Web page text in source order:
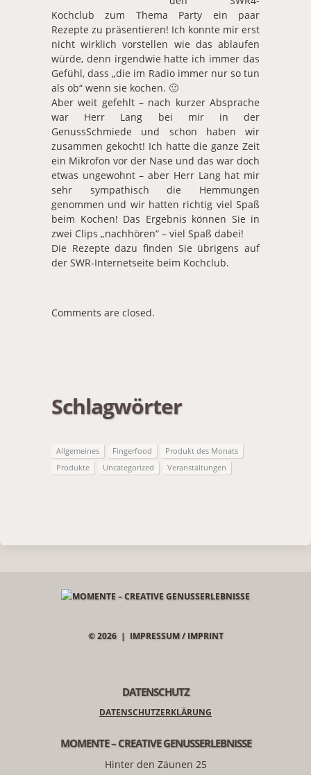
Kochclub zum Thema Party ein paar
Rezepte zu präsentieren! Ich konnte mir erst
nicht wirklich vorstellen wie das ablaufen
würde, denn irgendwie hatte ich immer das
Gefühl, dass „die im Radio immer nur so tun
als ob“ wenn sie kochen. 🙂
Aber weit gefehlt – nach kurzer Absprache
war Herr Lang bei mir in der
GenussSchmiede und schon haben wir
zusammen gekocht! Ich hatte die ganze Zeit
ein Mikrofon vor der Nase und das war doch
etwas ungewohnt – aber Herr Lang hat mir
sehr sympathisch die Hemmungen
genommen und wir hatten richtig viel Spaß
beim Kochen! Das Ergebnis können Sie in
zwei Clips „nachhören“ – viel Spaß dabei!
Die Rezepte dazu finden Sie übrigens auf
der SWR-Internetseite beim Kochclub.
Comments are closed.
Schlagwörter
Allgemeines Fingerfood
Produkt des Monats
Produkte
Uncategorized Veranstaltungen
© 2026 | IMPRESSUM / IMPRINT
DATENSCHUTZ
DATENSCHUTZERKLÄRUNG
MOMENTE – CREATIVE GENUSSERLEBNISSE
Hinter den Zäunen 25